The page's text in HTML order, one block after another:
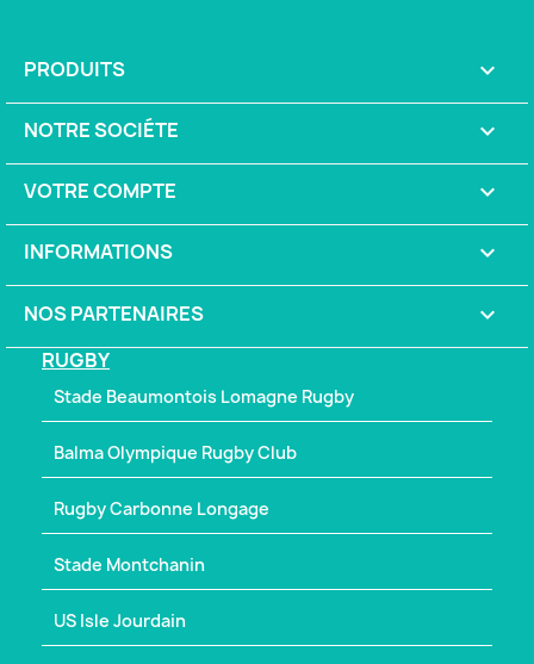
PRODUITS 
NOTRE SOCIÉTE 
VOTRE COMPTE 
INFORMATIONS keyboard_arrow_down
NOS PARTENAIRES 
RUGBY
Stade Beaumontois Lomagne Rugby
Balma Olympique Rugby Club
Rugby Carbonne Longage
Stade Montchanin
US Isle Jourdain